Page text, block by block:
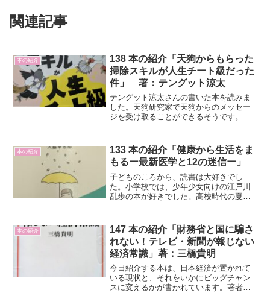
関連記事
本の紹介
138 本の紹介「天狗からもらった
掃除スキルが人生チート級だった
件」 著：テングット涼太
テングット涼太さんの書いた本を読みま
した。天狗研究家で天狗からのメッセー
ジを受け取ることができるそうです。
本の紹介
133 本の紹介「健康から生活をま
もるー最新医学と12の迷信ー」
子どものころから、読書は大好きでし
た。小学校では、少年少女向けの江戸川
乱歩の本が好きでした。高校時代の夏休
ラブ活動・仕事に関わる本に限って読む
ようになりました。そして、今は時間が
ありますので、関心のある本を読めるよ
うになりました。
本の紹介
147 本の紹介「財務省と国に騙さ
れない！テレビ・新聞が報じない
経済常識」著：三橋貴明
今日紹介する本は、日本経済が置かれて
いる現状と、それをいかにビッグチャン
スに変えるかが書かれています。著者は